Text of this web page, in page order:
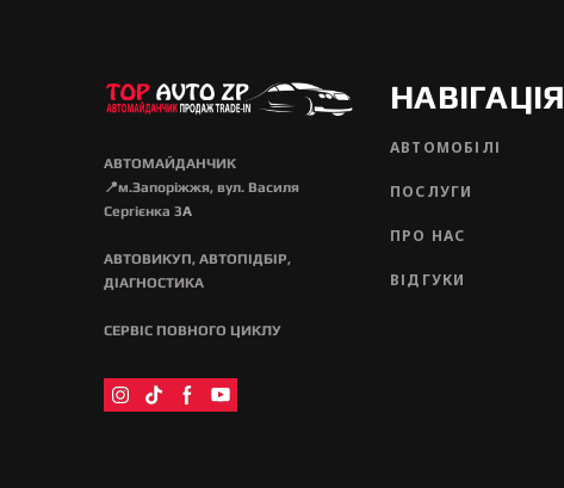
АВТОМАЙДАНЧИК
📍м.Запоріжжя, вул. Василя
Сергієнка 3А
АВТОВИКУП, АВТОПІДБІР,
ДІАГНОСТИКА
СЕРВІС ПОВНОГО ЦИКЛУ
НАВІГАЦІЯ
АВТОМОБІЛІ
ПОСЛУГИ
ПРО НАС
ВІДГУКИ